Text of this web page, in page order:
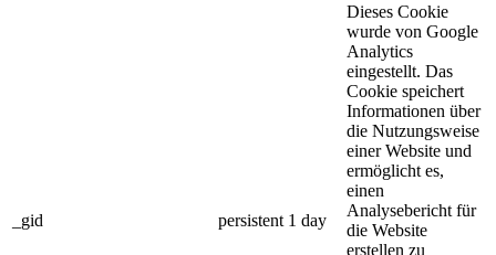
_gid persistent 1 day
Dieses Cookie
wurde von Google
Analytics
eingestellt. Das
Cookie speichert
Informationen über
die Nutzungsweise
einer Website und
ermöglicht es,
einen
Analysebericht für
die Website
erstellen zu